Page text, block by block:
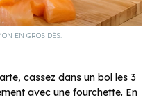
EN GROS DÉS.
cassez dans un bol les 3
avec une fourchette. En